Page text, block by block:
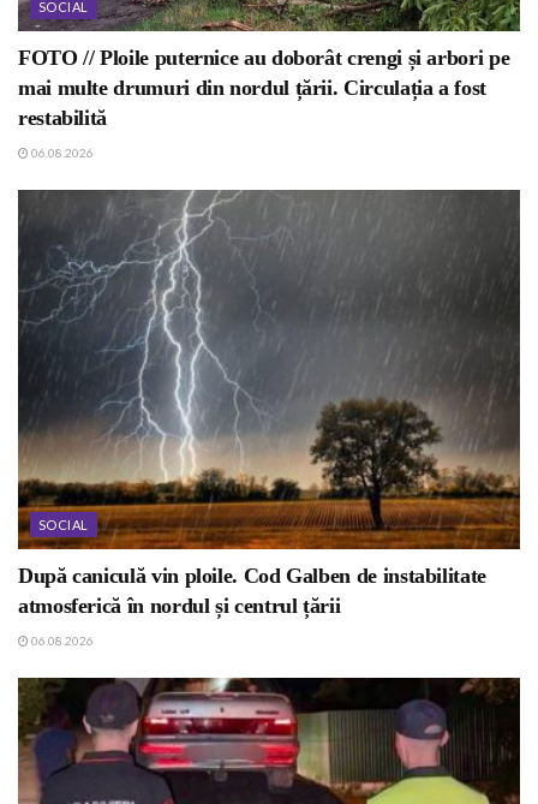
SOCIAL
FOTO // Ploile puternice au doborât crengi și arbori pe
mai multe drumuri din nordul țării. Circulația a fost
restabilită
06.08.2026
SOCIAL
După caniculă vin ploile. Cod Galben de instabilitate
atmosferică în nordul și centrul țării
06.08.2026